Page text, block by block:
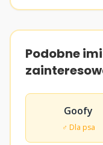
Podobne
Goofy
♂ Dla psa